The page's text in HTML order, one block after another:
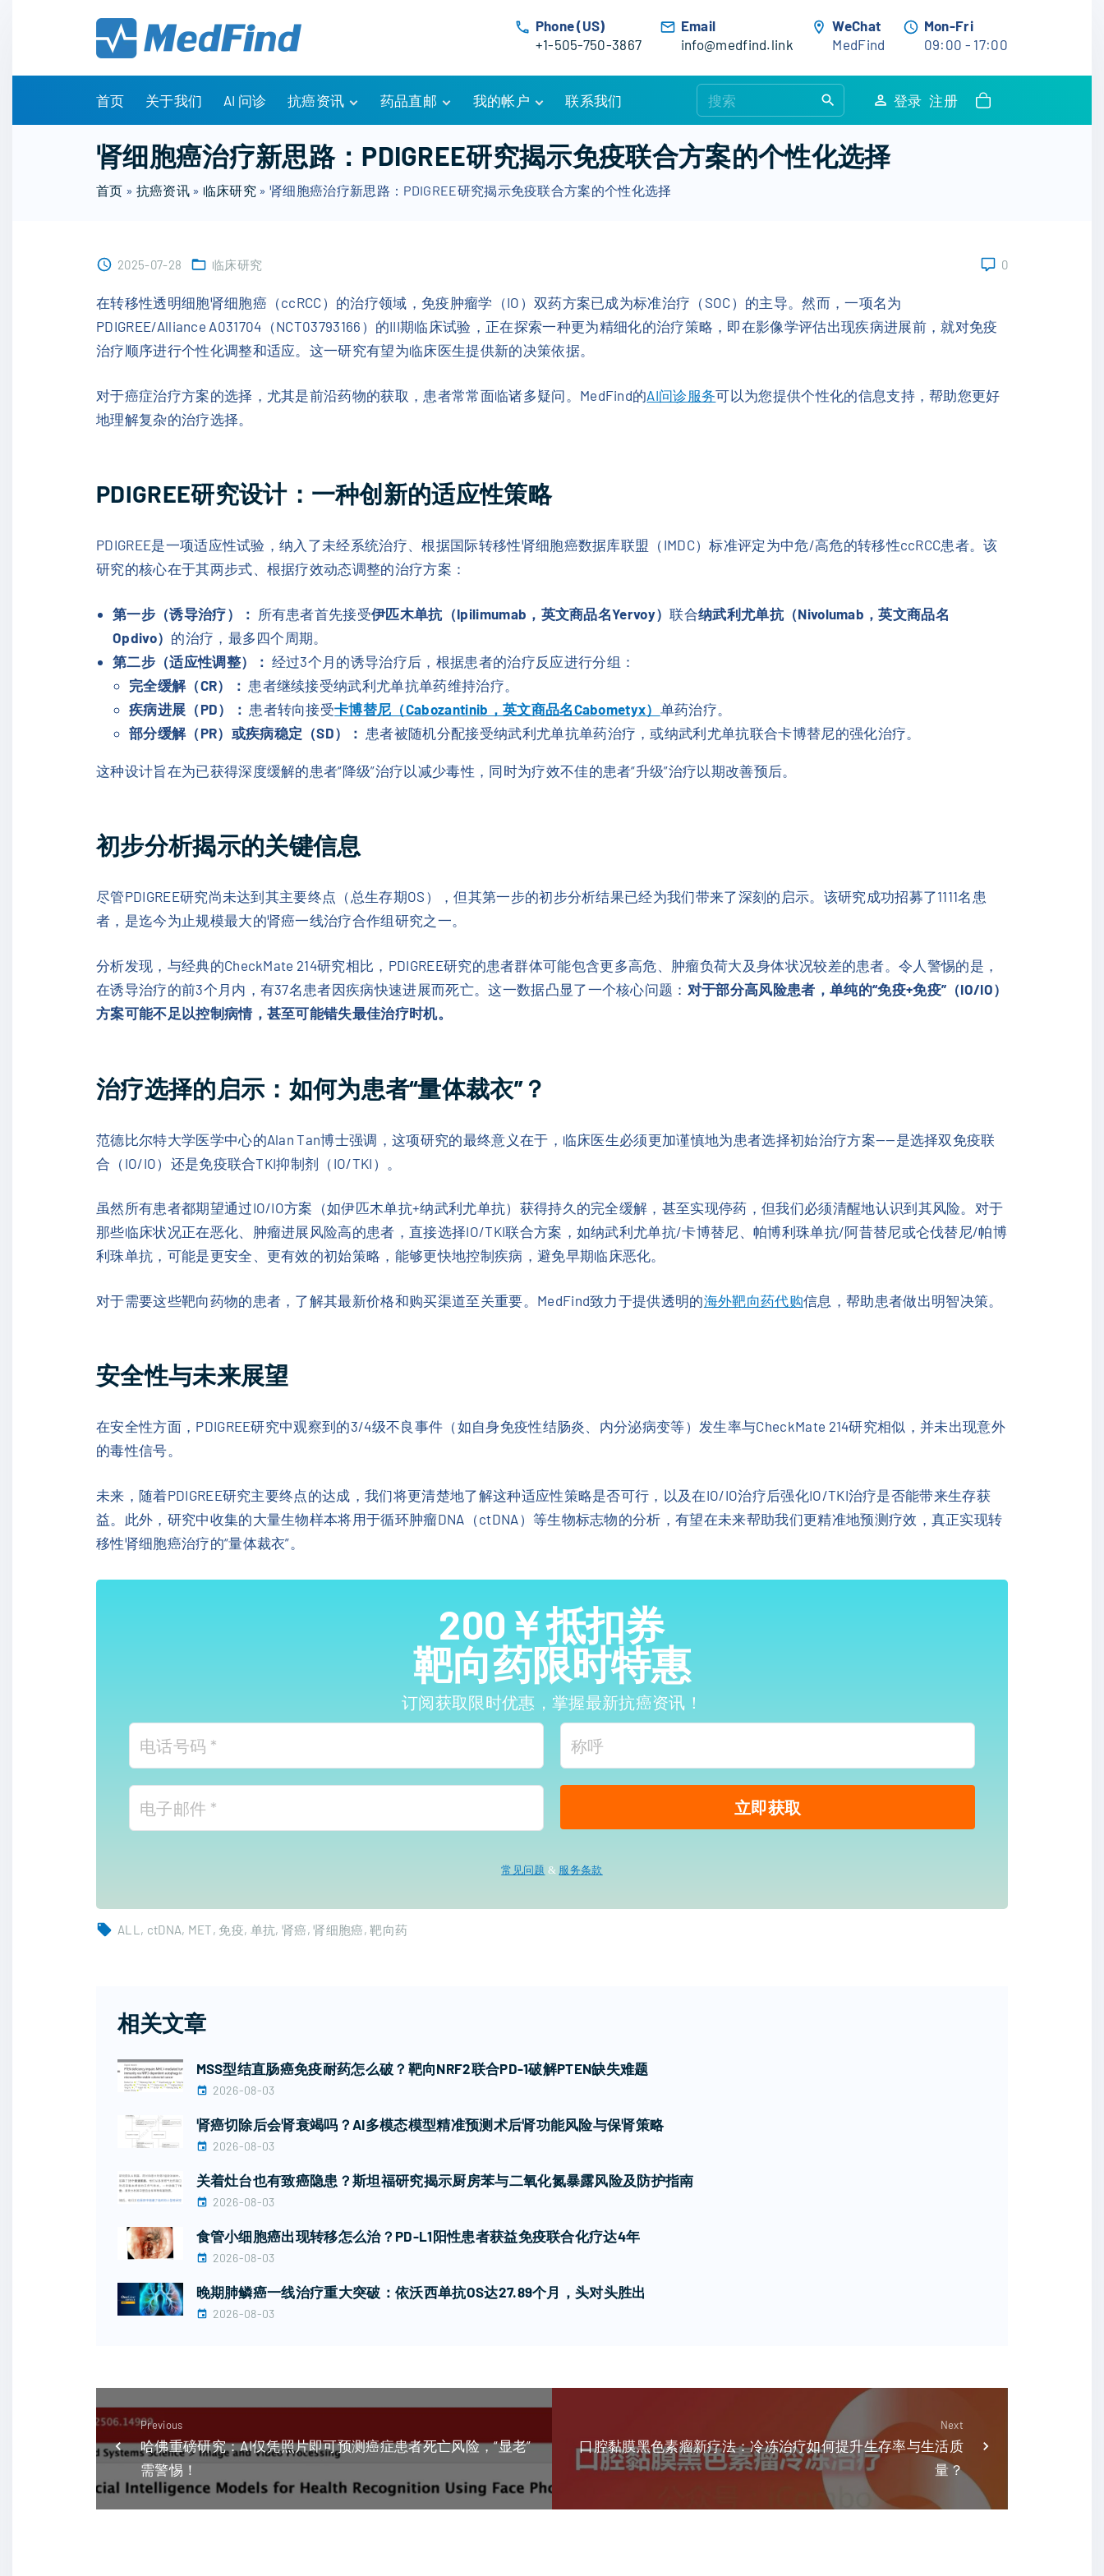
Phone (US)
+1-505-750-3867
Email
info@medfind.link
WeChat
MedFind
Mon-Fri
09:00 - 17:00
首页 关于我们 AI 问诊 抗癌资讯
有问有答
诊疗指南
药物信息
药品直邮
购物车
订单追踪
优惠活动
我的帐户
账户详情
我的订单
联系我们
e
r
登录 注册
肾细胞癌治疗新思路：PDIGREE研究揭示免疫联合方案的个性化选择
首页 » 抗癌资讯» 临床研究 »肾细胞癌治疗新思路：PDIGREE研究揭示免疫联合方案的个性化选择
2025-07-28 临床研究 0
在转移性透明细胞肾细胞癌（ccRCC）的治疗领域，免疫肿瘤学（IO）双药方案已成为标准治疗（SOC）的主导。然而，一项名为
PDIGREE/Alliance A031704（NCT03793166）的III期临床试验，正在探索一种更为精细化的治疗策略，即在影像学评估出现疾病进展前，就对免疫
治疗顺序进行个性化调整和适应。这一研究有望为临床医生提供新的决策依据。
对于癌症治疗方案的选择，尤其是前沿药物的获取，患者常常面临诸多疑问。MedFind的AI问诊服务可以为您提供个性化的信息支持，帮助您更好
地理解复杂的治疗选择。
PDIGREE研究设计：一种创新的适应性策略
PDIGREE是一项适应性试验，纳入了未经系统治疗、根据国际转移性肾细胞癌数据库联盟（IMDC）标准评定为中危/高危的转移性ccRCC患者。该
研究的核心在于其两步式、根据疗效动态调整的治疗方案：
第一步（诱导治疗）： 所有患者首先接受伊匹木单抗（Ipilimumab，英文商品名Yervoy）联合纳武利尤单抗（Nivolumab，英文商品名
Opdivo） 的治疗，最多四个周期。
第二步（适应性调整）： 经过3个月的诱导治疗后，根据患者的治疗反应进行分组：
完全缓解（CR）： 患者继续接受纳武利尤单抗单药维持治疗。
疾病进展（PD）： 患者转向接受卡博替尼（Cabozantinib，英文商品名Cabometyx） 单药治疗。
部分缓解（PR）或疾病稳定（SD）： 患者被随机分配接受纳武利尤单抗单药治疗，或纳武利尤单抗联合卡博替尼的强化治疗。
这种设计旨在为已获得深度缓解的患者“降级”治疗以减少毒性，同时为疗效不佳的患者“升级”治疗以期改善预后。
初步分析揭示的关键信息
尽管PDIGREE研究尚未达到其主要终点（总生存期OS），但其第一步的初步分析结果已经为我们带来了深刻的启示。该研究成功招募了1111名患
者，是迄今为止规模最大的肾癌一线治疗合作组研究之一。
分析发现，与经典的CheckMate 214研究相比，PDIGREE研究的患者群体可能包含更多高危、肿瘤负荷大及身体状况较差的患者。令人警惕的是，
在诱导治疗的前3个月内，有37名患者因疾病快速进展而死亡。这一数据凸显了一个核心问题： 对于部分高风险患者，单纯的“免疫+免疫”（IO/IO）
方案可能不足以控制病情，甚至可能错失最佳治疗时机。
治疗选择的启示：如何为患者“量体裁衣”？
范德比尔特大学医学中心的Alan Tan博士强调，这项研究的最终意义在于，临床医生必须更加谨慎地为患者选择初始治疗方案——是选择双免疫联
合（IO/IO）还是免疫联合TKI抑制剂（IO/TKI）。
虽然所有患者都期望通过IO/IO方案（如伊匹木单抗+纳武利尤单抗）获得持久的完全缓解，甚至实现停药，但我们必须清醒地认识到其风险。对于
那些临床状况正在恶化、肿瘤进展风险高的患者，直接选择IO/TKI联合方案，如纳武利尤单抗/卡博替尼、帕博利珠单抗/阿昔替尼或仑伐替尼/帕博
利珠单抗，可能是更安全、更有效的初始策略，能够更快地控制疾病，避免早期临床恶化。
对于需要这些靶向药物的患者，了解其最新价格和购买渠道至关重要。MedFind致力于提供透明的海外靶向药代购信息，帮助患者做出明智决策。
安全性与未来展望
在安全性方面，PDIGREE研究中观察到的3/4级不良事件（如自身免疫性结肠炎、内分泌病变等）发生率与CheckMate 214研究相似，并未出现意外
的毒性信号。
未来，随着PDIGREE研究主要终点的达成，我们将更清楚地了解这种适应性策略是否可行，以及在IO/IO治疗后强化IO/TKI治疗是否能带来生存获
益。此外，研究中收集的大量生物样本将用于循环肿瘤DNA（ctDNA）等生物标志物的分析，有望在未来帮助我们更精准地预测疗效，真正实现转
移性肾细胞癌治疗的“量体裁衣”。
200￥抵扣券
靶向药限时特惠
订阅获取限时优惠，掌握最新抗癌资讯！
常见问题 & 服务条款
ALL ctDNA MET 免疫 单抗 肾癌 肾细胞癌 靶向药
相关文章
MSS型结直肠癌免疫耐药怎么破？靶向NRF2联合PD-1破解PTEN缺失难题
2026-08-03
肾癌切除后会肾衰竭吗？AI多模态模型精准预测术后肾功能风险与保肾策略
2026-08-03
关着灶台也有致癌隐患？斯坦福研究揭示厨房苯与二氧化氮暴露风险及防护指南
2026-08-03
食管小细胞癌出现转移怎么治？PD-L1阳性患者获益免疫联合化疗达4年
2026-08-03
晚期肺鳞癌一线治疗重大突破：依沃西单抗OS达27.89个月，头对头胜出
2026-08-03
Previous
哈佛重磅研究：AI仅凭照片即可预测癌症患者死亡风险，“显老”
需警惕！
Next
口腔黏膜黑色素瘤新疗法：冷冻治疗如何提升生存率与生活质
量？